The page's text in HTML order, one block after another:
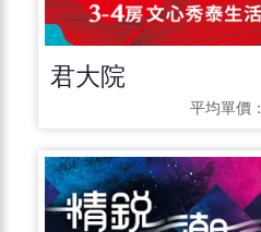
君大院
平均單價：